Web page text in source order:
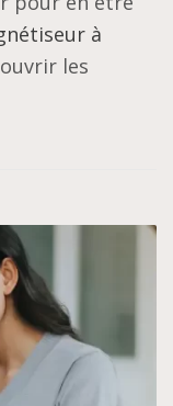
à
les